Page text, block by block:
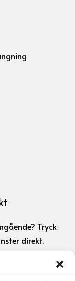
Tryck
direkt.